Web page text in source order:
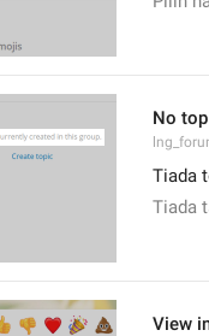
No
Tiada
Tiada
View